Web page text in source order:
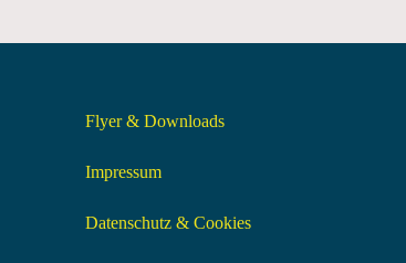
Flyer & Downloads
Impressum
Datenschutz & Cookies